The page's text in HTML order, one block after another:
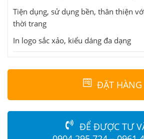
Tiện dụng, sử dụng bền, thân thiện
thời trang
In logo sắc xảo, kiểu dáng đa dạng
ĐẶT HÀNG
ĐỂ ĐƯỢC TƯ